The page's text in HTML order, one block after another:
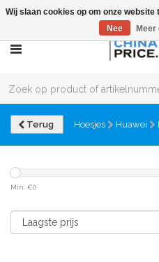
Terug Hoesjes Huawei
Min: €0
Wij slaan cookies op om onze
Nee